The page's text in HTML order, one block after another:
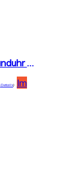
Lasperal Herren Uhr Armbanduhr Uhren Business Luxus Wasserdicht Quarzuhr Businessuhr Analog mit Datumsanzeige Edelstahl Sport Schwarz Rund
Details)
Im